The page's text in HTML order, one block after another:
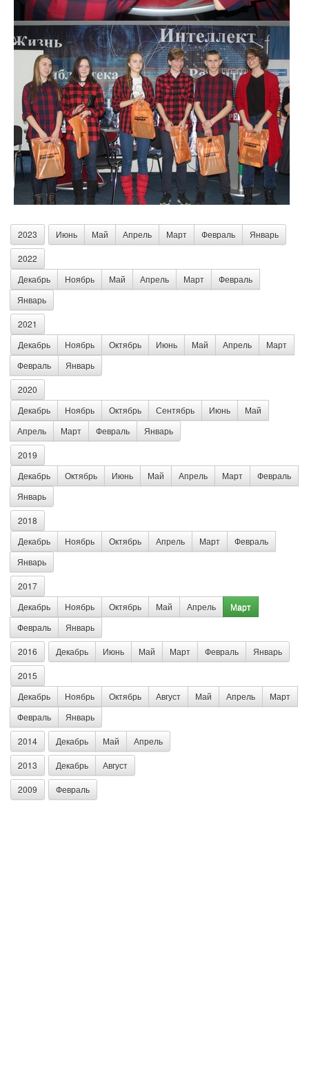
2023 Июнь Май Апрель Март Февраль Январь
2022
Декабрь
Ноябрь Май Апрель Март
Февраль
Январь
2021
Декабрь
Ноябрь Октябрь Июнь Май Апрель
Март
Февраль
Январь
2020
Декабрь
Ноябрь Октябрь Сентябрь Июнь
Май
Апрель
Март Февраль Январь
2019
Декабрь
Октябрь Июнь Май Апрель Март
Февраль
Январь
2018
Декабрь
Ноябрь Октябрь Апрель Март
Февраль
Январь
2017
Декабрь
Ноябрь Октябрь Май Апрель
Март
Февраль
Январь
2016 Декабрь Июнь Май Март Февраль Январь
2015
Декабрь
Ноябрь Октябрь Август Май Апрель
Март
Февраль
Январь
2014 Декабрь Май Апрель
2013 Декабрь Август
2009 Февраль